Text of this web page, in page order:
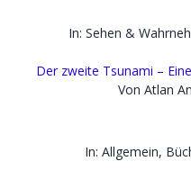
In: Sehen &
Der zweite Tsunami –
Von Atlan
In: Allgemein,